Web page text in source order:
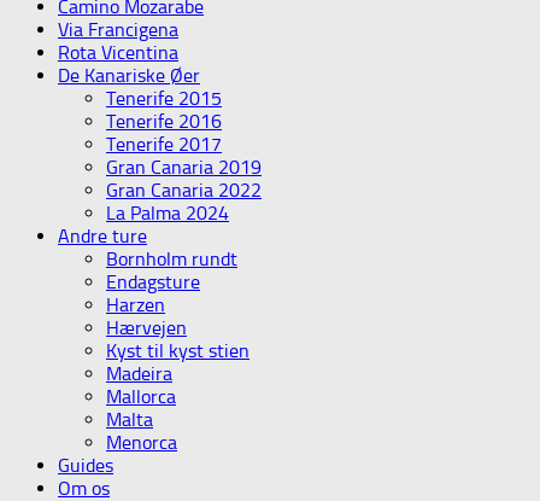
Camino Mozarabe
Via Francigena
Rota Vicentina
De Kanariske Øer
Tenerife 2015
Tenerife 2016
Tenerife 2017
Gran Canaria 2019
Gran Canaria 2022
La Palma 2024
Andre ture
Bornholm rundt
Endagsture
Harzen
Hærvejen
Kyst til kyst stien
Madeira
Mallorca
Malta
Menorca
Guides
Om os